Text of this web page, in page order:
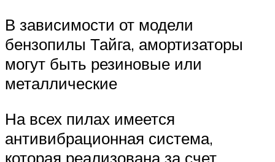
В зависимости от модели
бензопилы Тайга, амортизаторы
могут быть резиновые или
металлические
На всех пилах имеется
антивибрационная система,
которая реализована за счет